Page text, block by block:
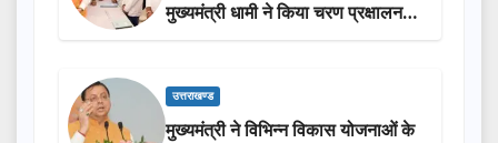
मुख्यमंत्री धामी ने किया चरण प्रक्षालन…
उत्तराखण्ड
मुख्यमंत्री ने विभिन्न विकास योजनाओं के